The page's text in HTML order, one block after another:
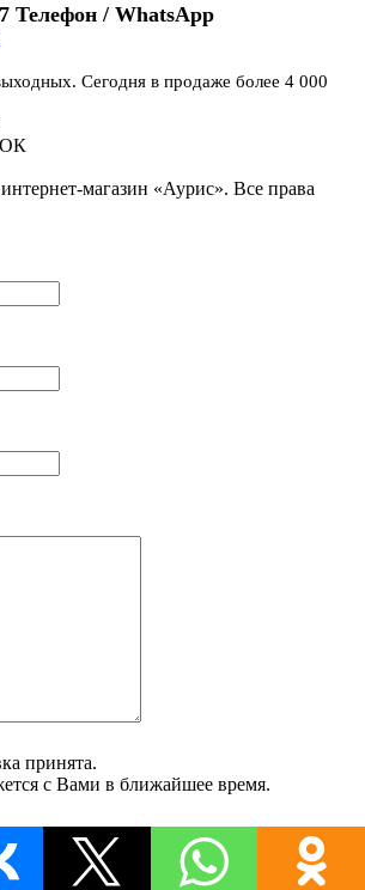
Телефон / WhatsApp
Сегодня в продаже более 4 000
магазин «Аурис». Все права
принята.
с Вами в ближайшее время.